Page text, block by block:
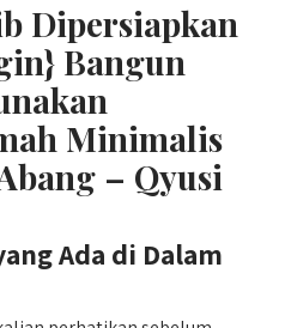
Dipersiapkan
Bangun
Minimalis
– Qyusi
Ada di Dalam